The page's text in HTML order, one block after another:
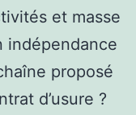
et masse
indépendance
proposé
d’usure ?